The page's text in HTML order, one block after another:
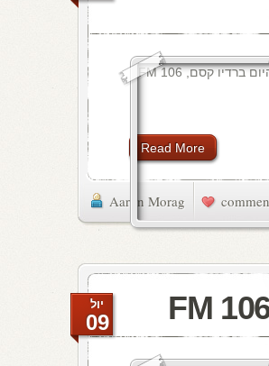
Read More
Aaron Morag
יול
09